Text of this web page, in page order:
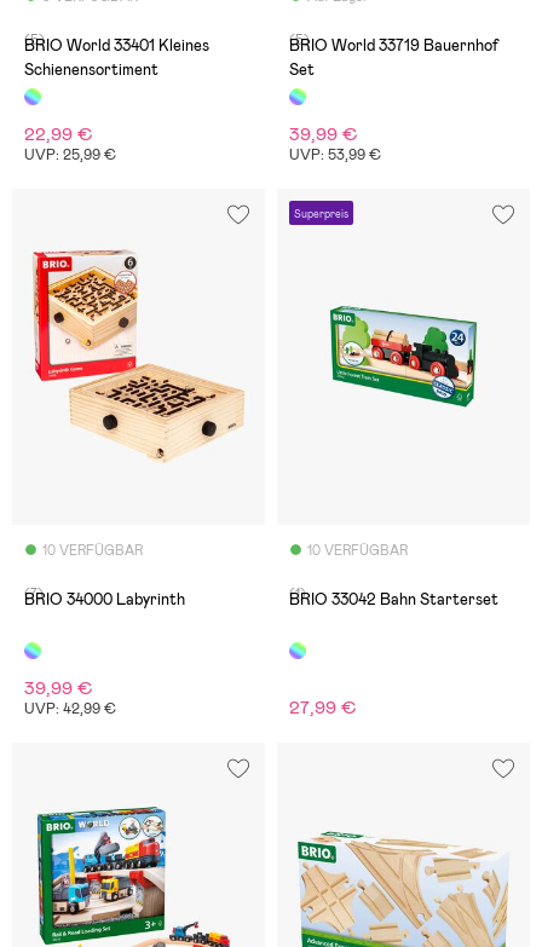
(5)
BRIO World 33401 Kleines
Schienensortiment
22,99 €
UVP: 25,99 €
(5)
BRIO World 33719 Bauernhof
Set
39,99 €
UVP: 53,99 €
10 VERFÜGBAR
(7)
BRIO 34000 Labyrinth
39,99 €
UVP: 42,99 €
Superpreis
10 VERFÜGBAR
(1)
BRIO 33042 Bahn Starterset
27,99 €